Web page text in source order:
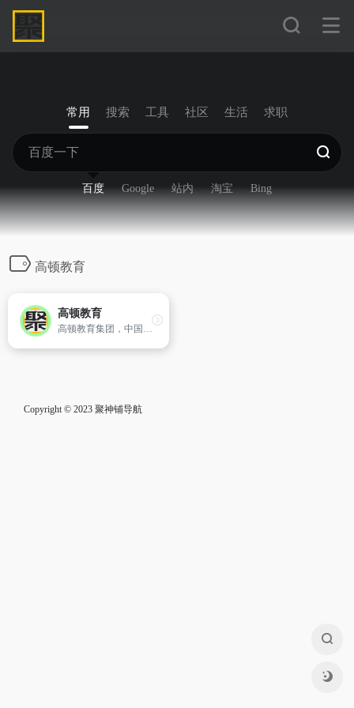
常用 搜索 工具 社区 生活 求职
百度 Google 站内 淘宝 Bing
高顿教育
高顿教育
高顿教育集团，中国财经教育创导者。目前，已在全球50多座城市开设近150家分校及学习中心，累计获得百余项荣誉。加入高顿，与全球600万同学一起实现梦想的职业生涯！
Copyright © 2023 聚神铺导航